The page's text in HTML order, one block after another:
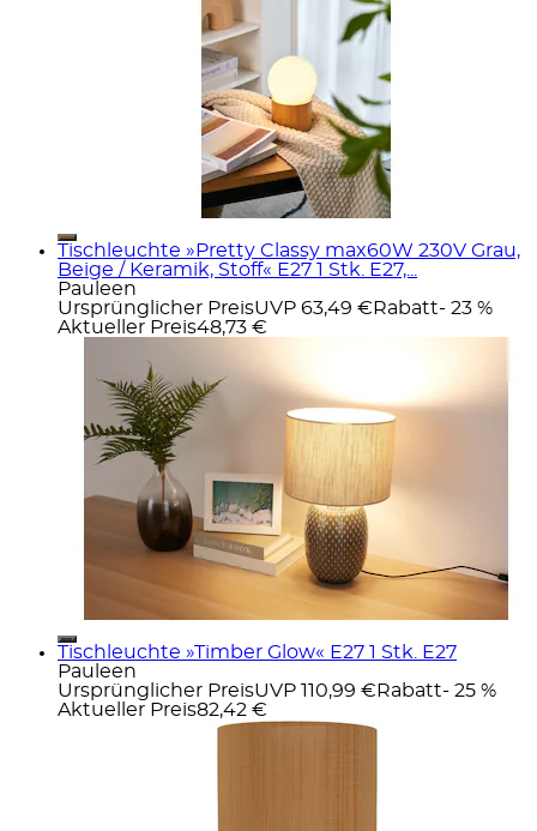
Tischleuchte »Pretty Classy max60W 230V Grau,
Beige / Keramik, Stoff« E27 1 Stk. E27,...
Pauleen
Ursprünglicher PreisUVP 63,49 € Rabatt- 23 %
Aktueller Preis48,73 €
Tischleuchte »Timber Glow« E27 1 Stk. E27
Pauleen
Ursprünglicher PreisUVP 110,99 € Rabatt- 25 %
Aktueller Preis82,42 €